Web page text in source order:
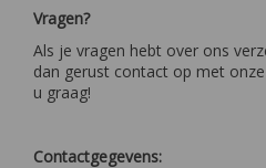
Vragen?
Als je vragen hebt over ons
dan gerust contact op met
u graag!
Contactgegevens: